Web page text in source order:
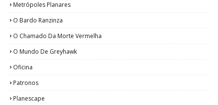
Metrópoles Planares
O Bardo Ranzinza
O Chamado Da Morte Vermelha
O Mundo De Greyhawk
Oficina
Patronos
Planescape